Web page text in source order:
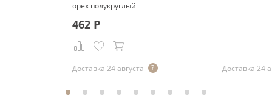
орех полукруглый
462Р
Доставка 24 августа Доставка 24